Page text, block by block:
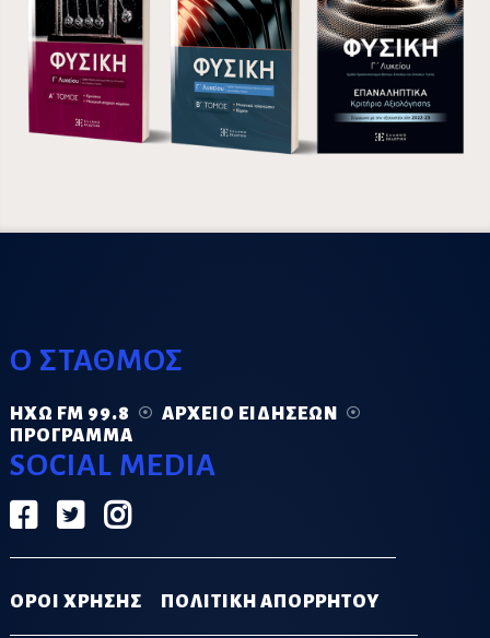
Ο ΣΤΑΘΜΟΣ
ΗΧΏ FM 99.8
ΑΡΧΕΊΟ ΕΙΔΉΣΕΩΝ
ΠΡΌΓΡΑΜΜΑ
SOCIAL MEDIA
ΟΡΟΙ ΧΡΗΣΗΣ ΠΟΛΙΤΙΚΗ ΑΠΟΡΡΗΤΟΥ